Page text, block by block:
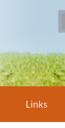
Links